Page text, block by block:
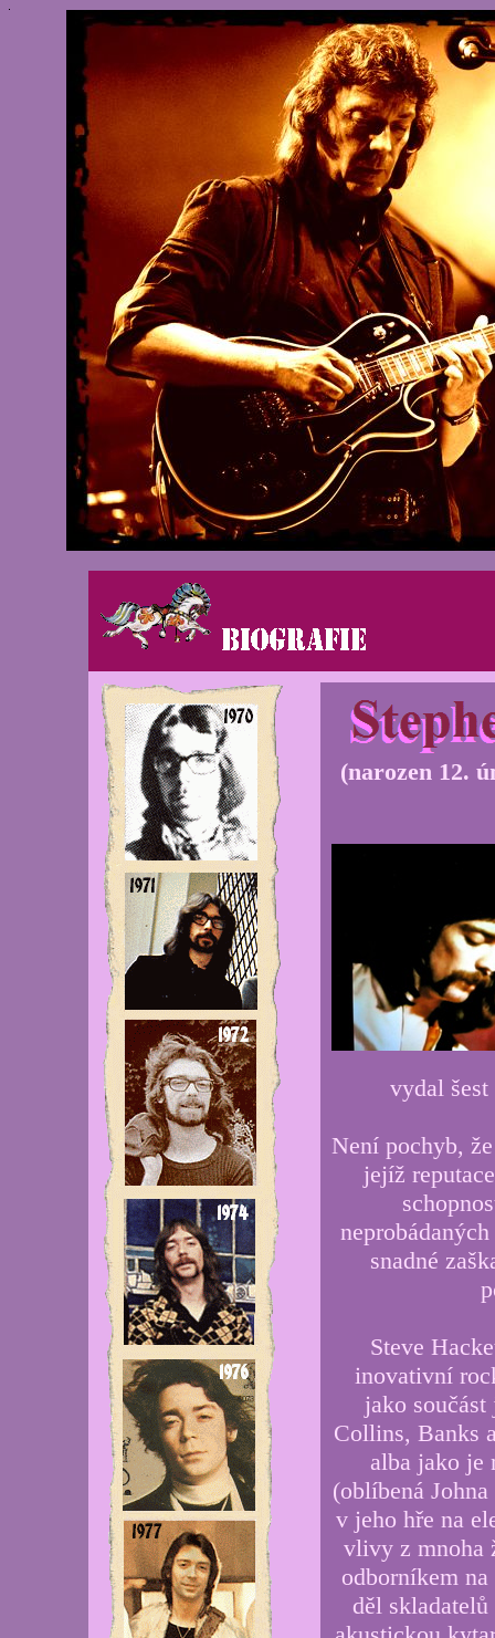
(narozen 12.
vydal
Není pochyb,
jejíž
snadné
Steve
inovativní
jako
Collins, Banks
alba jako je
(oblíbená
v jeho hře na
vlivy z mnoha
odborníkem
děl